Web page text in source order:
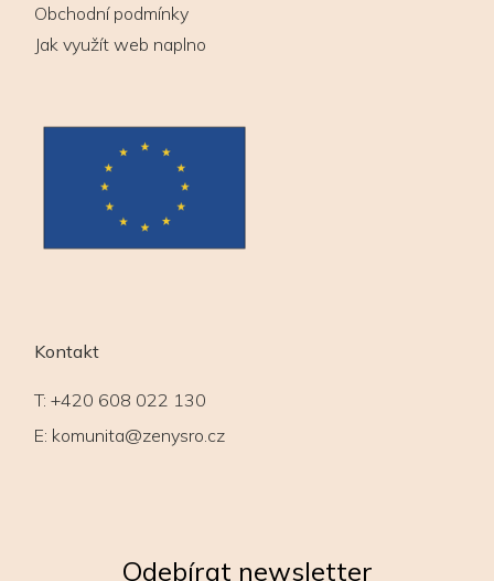
Obchodní podmínky
Jak využít web naplno
Kontakt
T: +420 608 022 130
E: komunita@zenysro.cz
Odebírat newsletter